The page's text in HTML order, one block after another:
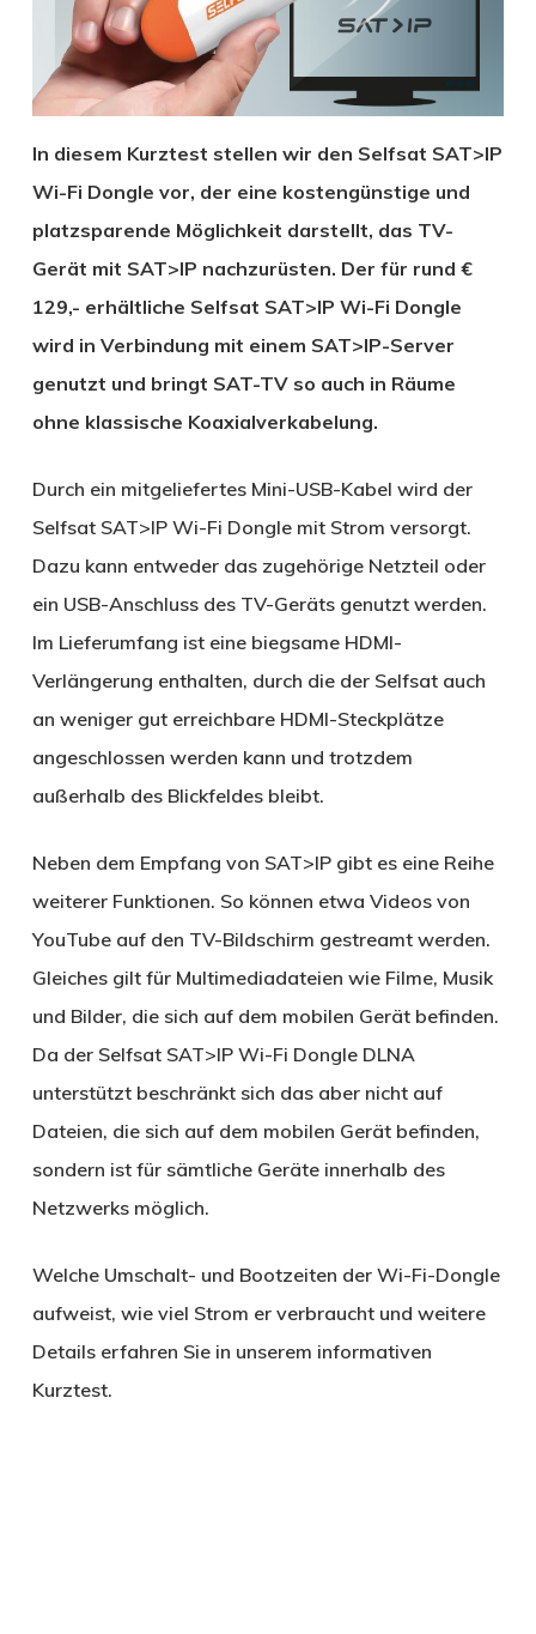
In diesem Kurztest stellen wir den Selfsat SAT>IP
Wi-Fi Dongle vor, der eine kostengünstige und
platzsparende Möglichkeit darstellt, das TV-
Gerät mit SAT>IP nachzurüsten. Der für rund €
129,- erhältliche Selfsat SAT>IP Wi-Fi Dongle
wird in Verbindung mit einem SAT>IP-Server
genutzt und bringt SAT-TV so auch in Räume
ohne klassische Koaxialverkabelung.
Durch ein mitgeliefertes Mini-USB-Kabel wird der
Selfsat SAT>IP Wi-Fi Dongle mit Strom versorgt.
Dazu kann entweder das zugehörige Netzteil oder
ein USB-Anschluss des TV-Geräts genutzt werden.
Im Lieferumfang ist eine biegsame HDMI-
Verlängerung enthalten, durch die der Selfsat auch
an weniger gut erreichbare HDMI-Steckplätze
angeschlossen werden kann und trotzdem
außerhalb des Blickfeldes bleibt.
Neben dem Empfang von SAT>IP gibt es eine Reihe
weiterer Funktionen. So können etwa Videos von
YouTube auf den TV-Bildschirm gestreamt werden.
Gleiches gilt für Multimediadateien wie Filme, Musik
und Bilder, die sich auf dem mobilen Gerät befinden.
Da der Selfsat SAT>IP Wi-Fi Dongle DLNA
unterstützt beschränkt sich das aber nicht auf
Dateien, die sich auf dem mobilen Gerät befinden,
sondern ist für sämtliche Geräte innerhalb des
Netzwerks möglich.
Welche Umschalt- und Bootzeiten der Wi-Fi-Dongle
aufweist, wie viel Strom er verbraucht und weitere
Details erfahren Sie in unserem informativen
Kurztest.